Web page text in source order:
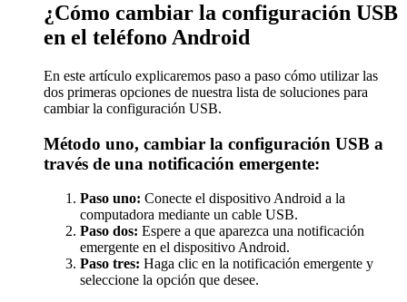
¿Cómo cambiar la configuración USB
en el teléfono Android
En este artículo explicaremos paso a paso cómo utilizar las
dos primeras opciones de nuestra lista de soluciones para
cambiar la configuración USB.
Método uno, cambiar la configuración USB a
través de una notificación emergente:
Paso uno: Conecte el dispositivo Android a la
computadora mediante un cable USB.
Paso dos: Espere a que aparezca una notificación
emergente en el dispositivo Android.
Paso tres: Haga clic en la notificación emergente y
seleccione la opción que desee.